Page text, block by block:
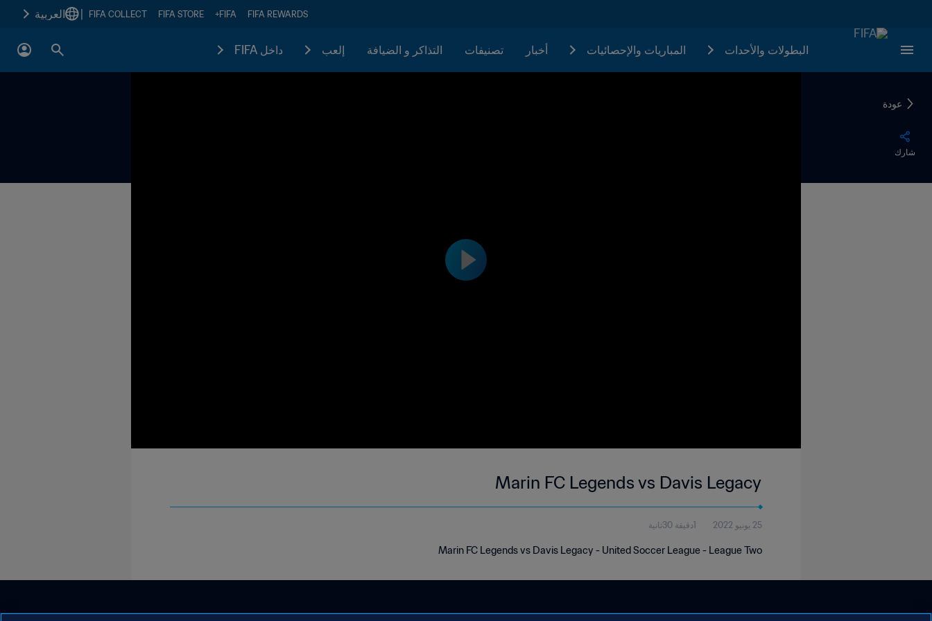
FIFA REWARDS
FIFA+
FIFA STORE
FIFA COLLECT العربية
البطولات والأحدات المباريات والإحصائيات أخبار تصنيفات التذاكر و الضيافة إلعب داخل FIFA
عودة
شارك
Marin FC Legends vs Davis Legacy
25 يونيو 2022 1دقيقة 30ثانية
Marin FC Legends vs Davis Legacy - United Soccer League - League Two